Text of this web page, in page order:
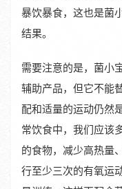
暴饮暴食，这也是菌
结果。
需要注意的是，菌小
辅助产品，但它不能
配和适量的运动仍然
常饮食中，我们应该
的食物，减少高热量
行至少三次的有氧运